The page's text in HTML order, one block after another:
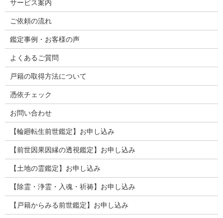
サービス案内
ご依頼の流れ
鑑定事例・お客様の声
よくあるご質問
戸籍の取得方法について
憑依チェック
お問い合わせ
【輪廻転生前世鑑定】お申し込み
【前世因果因縁の透視鑑定】お申し込み
【土地の霊鑑定】お申し込み
【除霊・浄霊・入魂・祈祷】お申し込み
【戸籍からみる前世鑑定】お申し込み